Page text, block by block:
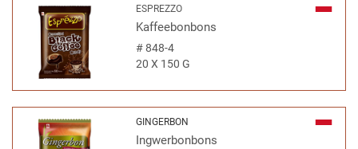
ESPREZZO
Kaffeebonbons
#848-4
20 X 150 G
GINGERBON
Ingwerbonbons